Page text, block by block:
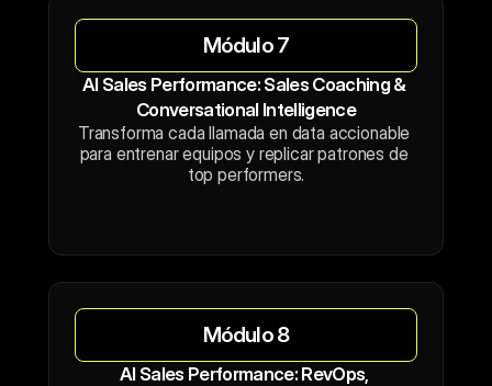
Módulo 7
AI Sales Performance: Sales Coaching &
Conversational Intelligence
Transforma cada llamada en data accionable
para entrenar equipos y replicar patrones de
top performers.
Módulo 8
AI Sales Performance: RevOps,